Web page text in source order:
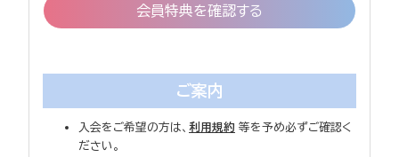
会員特典を確認する
ご案内
入会をご希望の方は、 利用規約 等を予め必ずご確認く
ださい。